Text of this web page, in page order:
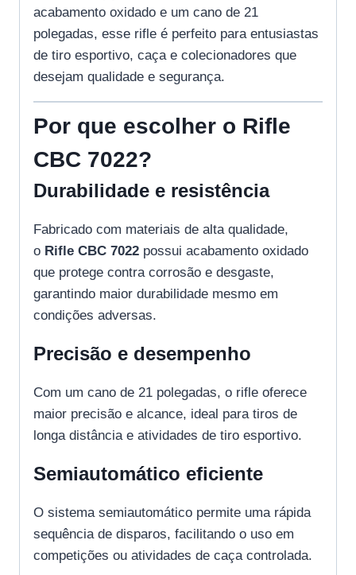
acabamento oxidado e um cano de 21
polegadas, esse rifle é perfeito para entusiastas
de tiro esportivo, caça e colecionadores que
desejam qualidade e segurança.
Por que escolher o Rifle
CBC 7022?
Durabilidade e resistência
Fabricado com materiais de alta qualidade,
o Rifle CBC 7022 possui acabamento oxidado
que protege contra corrosão e desgaste,
garantindo maior durabilidade mesmo em
condições adversas.
Precisão e desempenho
Com um cano de 21 polegadas, o rifle oferece
maior precisão e alcance, ideal para tiros de
longa distância e atividades de tiro esportivo.
Semiautomático eficiente
O sistema semiautomático permite uma rápida
sequência de disparos, facilitando o uso em
competições ou atividades de caça controlada.